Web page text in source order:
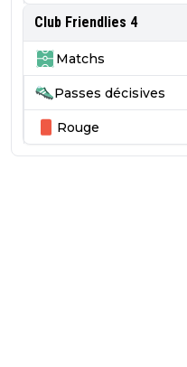
Club Friendlies 4
Matchs
Passes décisives
Rouge